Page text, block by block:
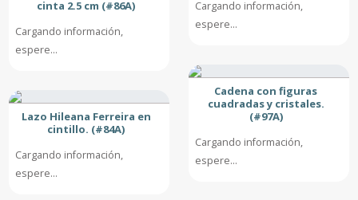
cinta 2.5 cm (#86A)
Cargando información,
espere...
Lazo Hileana Ferreira en
cintillo. (#84A)
Cargando información,
espere...
Cargando información,
espere...
Cadena con figuras
cuadradas y cristales.
(#97A)
Cargando información,
espere...